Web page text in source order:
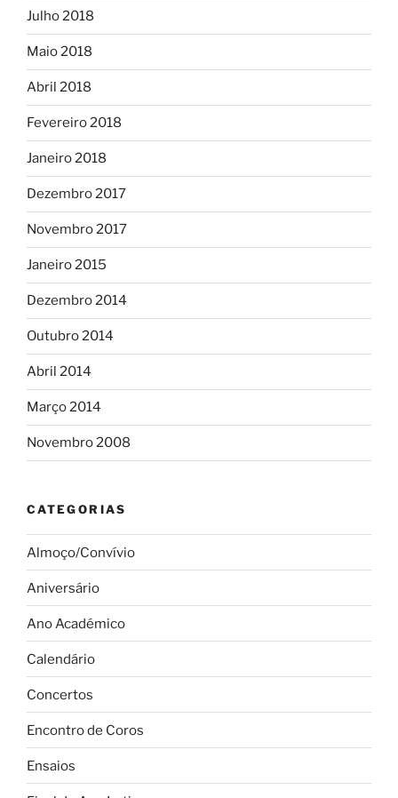
Julho 2018
Maio 2018
Abril 2018
Fevereiro 2018
Janeiro 2018
Dezembro 2017
Novembro 2017
Janeiro 2015
Dezembro 2014
Outubro 2014
Abril 2014
Março 2014
Novembro 2008
CATEGORIAS
Almoço/Convívio
Aniversário
Ano Académico
Calendário
Concertos
Encontro de Coros
Ensaios